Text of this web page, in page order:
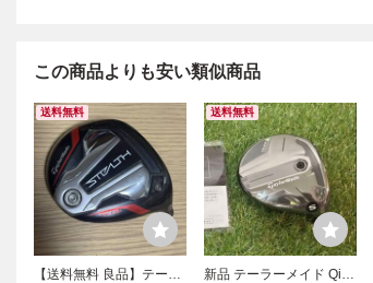
この商品よりも安い類似商品
送料無料
【送料無料 良品】テーラ
送料無料
新品 テーラーメイド Qi35